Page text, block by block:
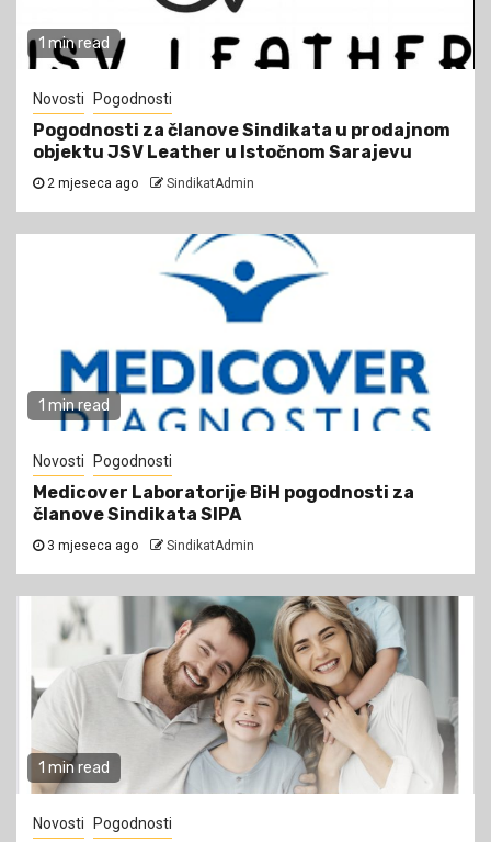
1 min read
Novosti Pogodnosti
Pogodnosti za članove Sindikata u prodajnom
objektu JSV Leather u Istočnom Sarajevu
2 mjeseca ago SindikatAdmin
1 min read
Novosti Pogodnosti
Medicover Laboratorije BiH pogodnosti za
članove Sindikata SIPA
3 mjeseca ago SindikatAdmin
1 min read
Novosti Pogodnosti